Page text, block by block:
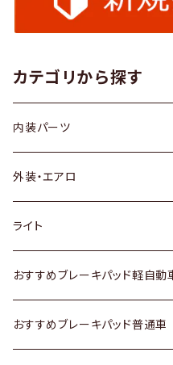
カテゴリから探す
内装パーツ
トヨタ
ホンダ
スズキ
日産
外装・エアロ
トヨタ
ホンダ
スズキ
ライト
トヨタ
スズキ
おすすめブレーキパッド軽自動
トヨタ
おすすめブレーキパッド普通車